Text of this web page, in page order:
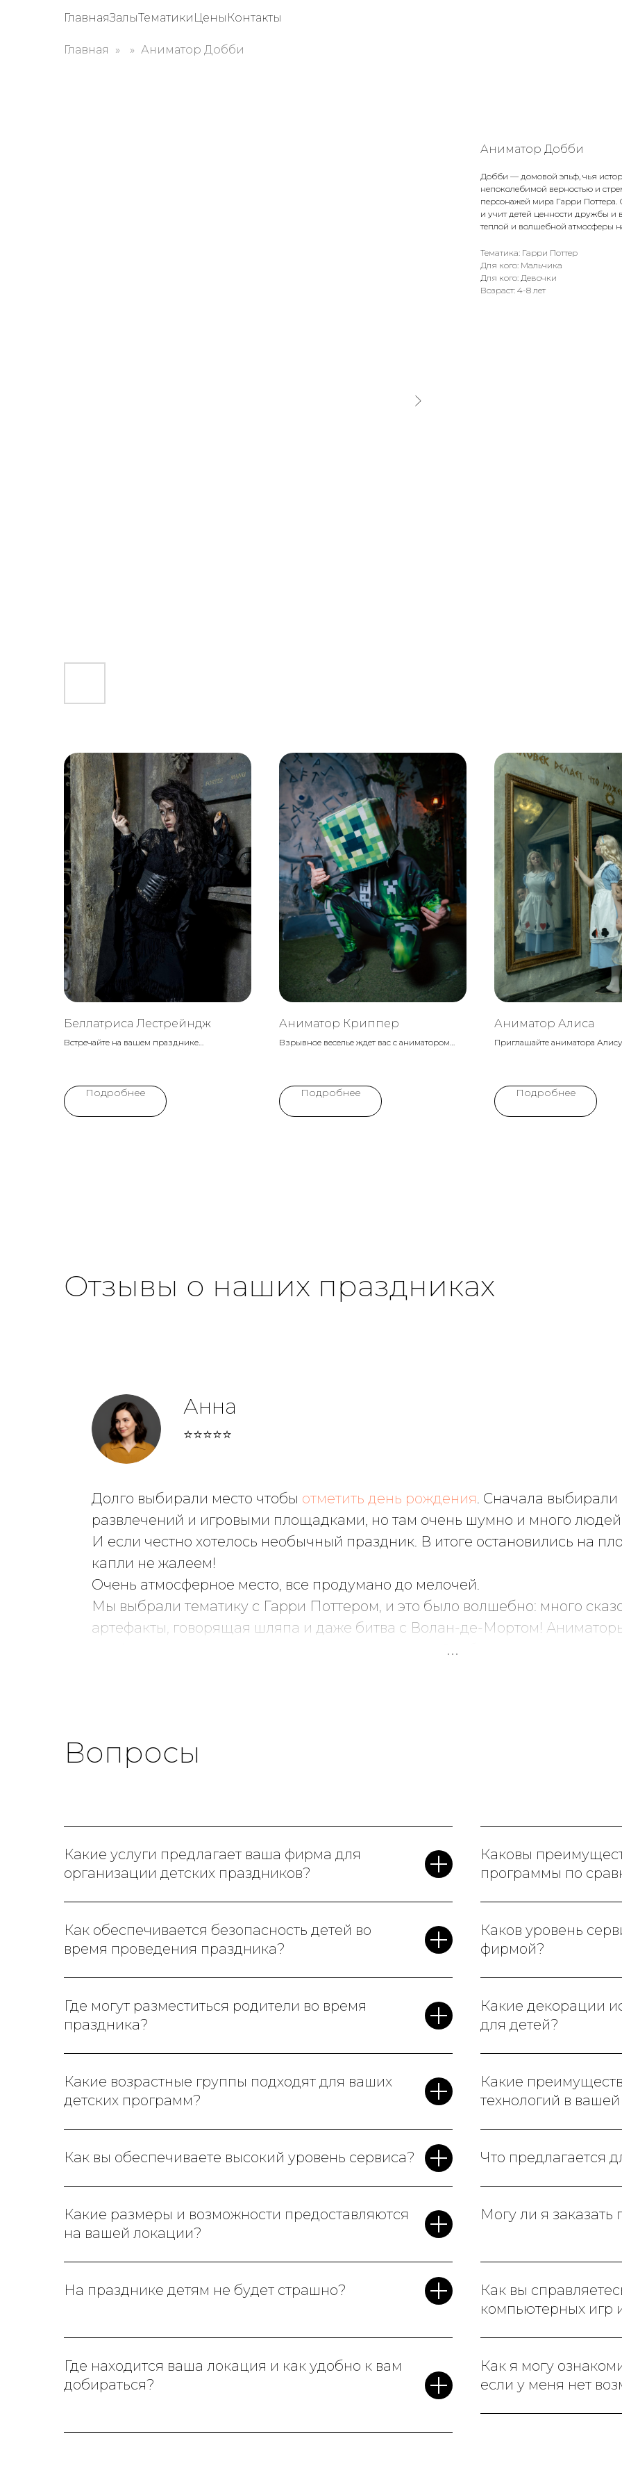
ГлавнаяЗалыТематики Цены Контакты
Главная Аниматор Добби
Аниматор Добби
Добби — домовой эльф, чья
непоколебимой верностью и
персонажей мира Гарри Поттера.
и учит детей ценности дружбы
теплой и волшебной атмосферы
Тематика: Гарри Поттер
Для кого: Мальчика
Для кого: Девочки
Возраст: 4-8 лет
Беллатриса Лестрейндж
Встречайте на вашем празднике
мир магических приключений. Идеальный
выбор для любителей фантастики и загадок.
Подробнее
Аниматор Криппер
Взрывное веселье ждет вас с аниматором
приключение
Подробнее
Аниматор Алиса
Приглашайте аниматора
захватывающие приключения
Подробнее
Отзывы о наших праздниках
Анна
⭐⭐⭐⭐⭐
Долго выбирали место чтобы отметить день рождения. Сначала
развлечений и игровыми площадками, но там очень шумно и много
И если честно хотелось необычный праздник. В итоге остановились на
капли не жалеем!
Очень атмосферное место, все продумано до мелочей.
Мы выбрали тематику c Гарри Поттером, и это было волшебно: много
артефакты, говорящая шляпа и даже битва с Волан-де-Мортом!
профессионалы, видно, что детям с ними весело. Особенно порадовало,
Вопросы
Какие услуги предлагает ваша фирма для
организации детских праздников?
Каковы
программы по
Как обеспечивается безопасность детей во
время проведения праздника?
Каков уровень
фирмой?
Где могут разместиться родители во время
праздника?
Какие декорации
для детей?
Какие возрастные группы подходят для ваших
детских программ?
Какие
технологий в
Как вы обеспечиваете высокий уровень сервиса? Что предлагается
Какие размеры и возможности предоставляются
на вашей локации?
Могу ли я
На празднике детям не будет страшно?
Как вы
компьютерных игр
Где находится ваша локация и как удобно к вам
добираться?
Как я могу
если у меня нет